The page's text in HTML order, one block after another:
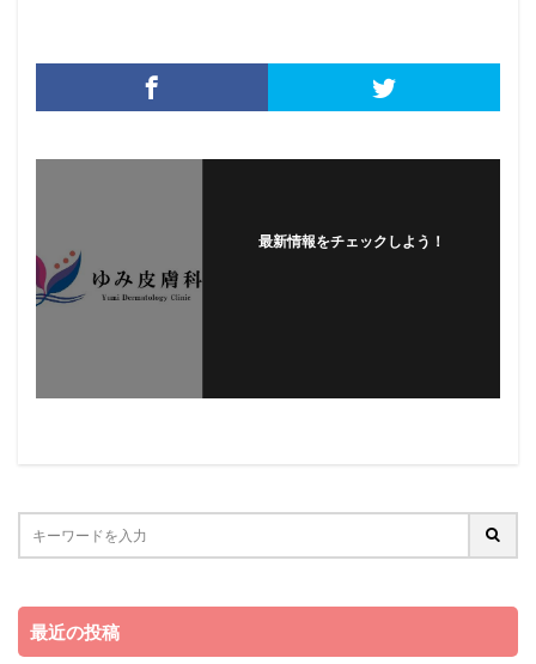
最新情報をチェックしよう！
最近の投稿